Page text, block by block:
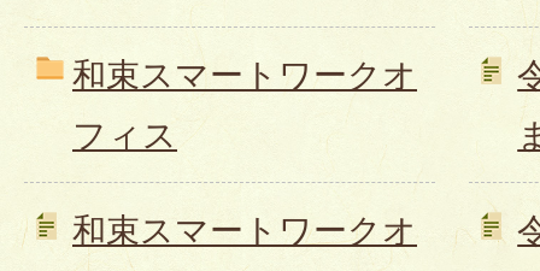
和束スマートワークオ
フィス
和束スマートワークオ